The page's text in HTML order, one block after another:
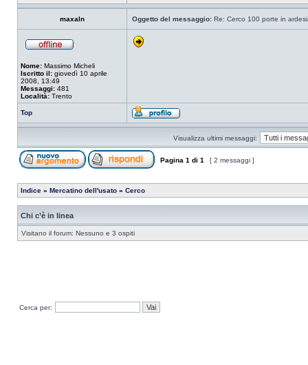
maxaln Oggetto del messaggio: Re: Cerco 100 porte in
Nome: Massimo Micheli
Iscritto il: giovedì 10 aprile
2008, 13:49
Messaggi: 481
Località: Trento
Top
Visualizza ultimi messaggi:
Pagina 1 di 1 [ 2 messaggi ]
Indice » Mercatino dell'usato » Cerco
Chi c’è in linea
Visitano il forum: Nessuno e 3 ospiti
Cerca per: